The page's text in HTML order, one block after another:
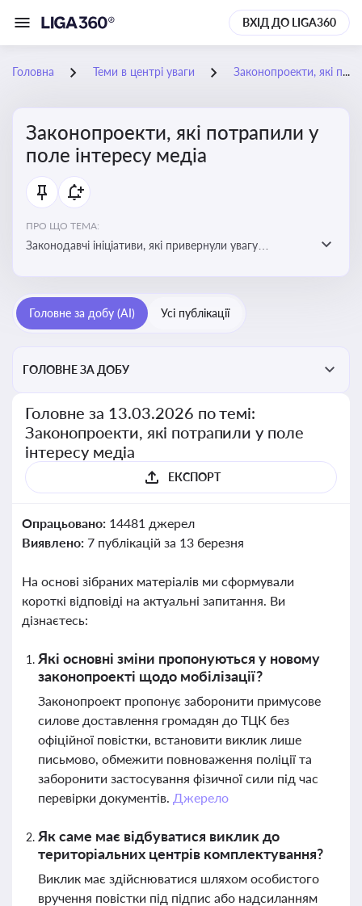
ВХІД ДО LIGA360
Головна Теми в центрі уваги Законопроекти, які потрапили у поле інтересу медіа
Законопроекти, які потрапили у
поле інтересу медіа
ПРО ЩО ТЕМА:
Законодавчі ініціативи, які привернули увагу
прийняття цих проектів пишуть в медіа. Які проекти
викликають найбільше критики
Головне за добу (AI) Усі публікації
ГОЛОВНЕ ЗА ДОБУ
Головне за 13.03.2026 по темі:
Законопроекти, які потрапили у поле
інтересу медіа
ЕКСПОРТ
Опрацьовано: 14481 джерел
Виявлено: 7 публікацій за 13 березня
На основі зібраних матеріалів ми сформували
короткі відповіді на актуальні запитання. Ви
дізнаєтесь:
Які основні зміни пропонуються у новому
законопроекті щодо мобілізації?
Законопроект пропонує заборонити примусове
силове доставлення громадян до ТЦК без
офіційної повістки, встановити виклик лише
письмово, обмежити повноваження поліції та
заборонити застосування фізичної сили під час
перевірки документів. Джерело
Як саме має відбуватися виклик до
територіальних центрів комплектування?
Виклик має здійснюватися шляхом особистого
вручення повістки під підпис або надсиланням